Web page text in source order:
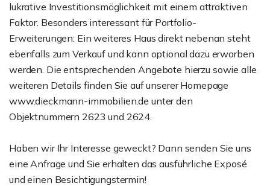
lukrative Investitionsmöglichkeit mit einem attraktiven
Faktor. Besonders interessant für Portfolio-
Erweiterungen: Ein weiteres Haus direkt nebenan steht
ebenfalls zum Verkauf und kann optional dazu erworben
werden. Die entsprechenden Angebote hierzu sowie alle
weiteren Details finden Sie auf unserer Homepage
www.dieckmann-immobilien.de unter den
Objektnummern 2623 und 2624.
Haben wir Ihr Interesse geweckt? Dann senden Sie uns
eine Anfrage und Sie erhalten das ausführliche Exposé
und einen Besichtigungstermin!